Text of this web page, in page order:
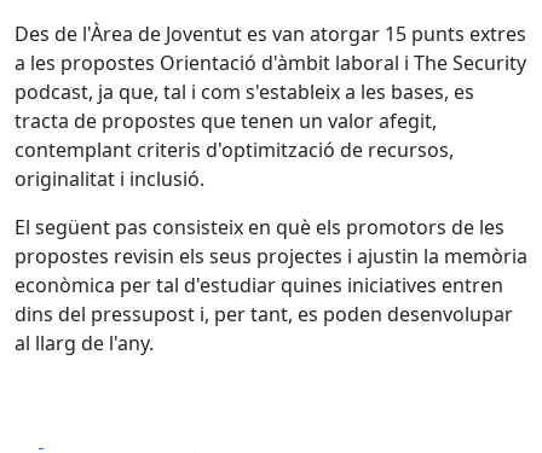
Des de l'Àrea de Joventut es van atorgar 15 punts extres
a les propostes Orientació d'àmbit laboral i The Security
podcast, ja que, tal i com s'estableix a les bases, es
tracta de propostes que tenen un valor afegit,
contemplant criteris d'optimització de recursos,
originalitat i inclusió.
El següent pas consisteix en què els promotors de les
propostes revisin els seus projectes i ajustin la memòria
econòmica per tal d'estudiar quines iniciatives entren
dins del pressupost i, per tant, es poden desenvolupar
al llarg de l'any.